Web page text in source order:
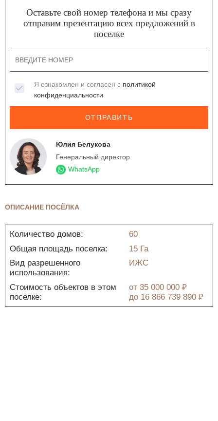
Оставьте свой номер телефона и мы сразу
отправим презентацию всех предложений в
поселке
Я ознакомлен и согласен с политикой
конфиденциальности
ОТПРАВИТЬ
Юлия Белукова
Генеральный директор
WhatsApp
ОПИСАНИЕ ПОСЁЛКА
Количество домов:
60
Общая площадь поселка:
15 Га
Вид разрешенного
использования:
ИЖС
Стоимость объектов в этом
поселке:
от 35 000 000 ₽
до 16 866 739 890 ₽